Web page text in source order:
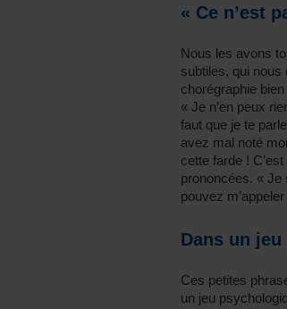
« Ce n’est
Nous les avons
subtiles, qui nous
chorégraphie
« Je n’en peux
faut que je te
avez mal noté
cette farde !
prononcées. « Je
pouvez
Dans un
Ces petites
un jeu